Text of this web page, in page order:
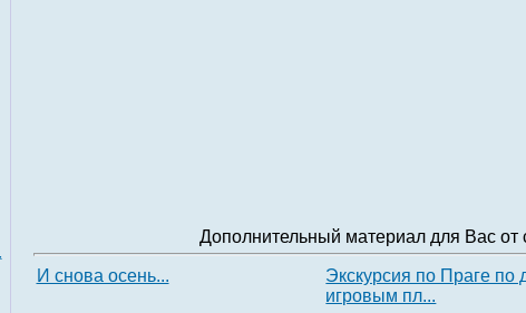
Дополнительный материал для Вас от
И снова осень...
Экскурсия по Праге по
игровым пл...